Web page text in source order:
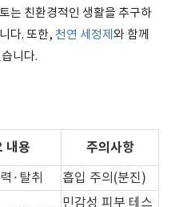
는 친환경적인 생활을 추구하
다. 또한, 천연 세정제 와 함께
니다.
내용 주의사항
·탈취 흡입 주의(분진)
민감성 피부 테스